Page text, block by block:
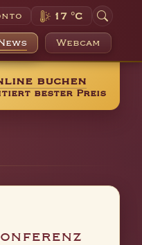
Webcam
17 °C
buchen
bester Preis